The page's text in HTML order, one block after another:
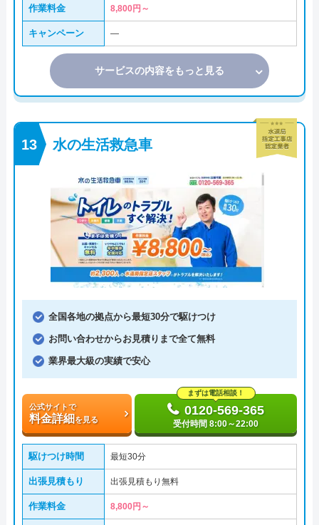
作業料金 8,800円～
キャンペーン ―
サービスの内容をもっと見る
水の生活救急車
全国各地の拠点から最短30分で駆けつけ
お問い合わせからお見積りまで全て無料
業界最大級の実績で安心
公式サイトで
料金詳細を見る
まずは電話相談！
0120-569-365
受付時間 8:00～22:00
駆けつけ時間 最短30分
出張見積もり 出張見積もり無料
作業料金 8,800円～